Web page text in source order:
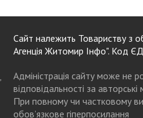
Сайт належить Товариству з
Агенція Житомир Інфо". Код
Адміністрація сайту може не
відповідальності за авторські
При повному чи частковому
обов’язкове гіперпосилання